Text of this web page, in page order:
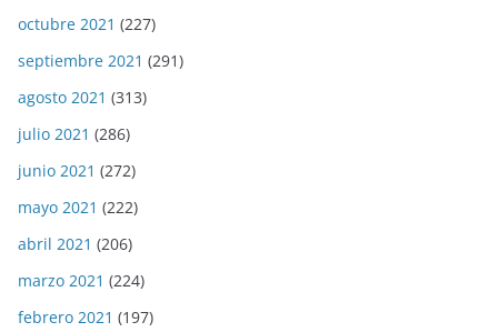
octubre 2021 (227)
septiembre 2021 (291)
agosto 2021 (313)
julio 2021 (286)
junio 2021 (272)
mayo 2021 (222)
abril 2021 (206)
marzo 2021 (224)
febrero 2021 (197)